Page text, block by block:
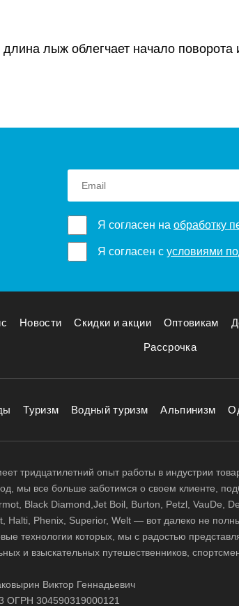
длина лыж облегчает начало
Я согласен на обработку
Я согласен с условиями
Новости Скидки и акции Оптовикам
Рассрочка
Туризм Водный туризм Альпинизм
тридцатилетний опыт работы в индустрии
мы все больше заботимся о своем клиенте,
Black Diamond,Jet Boil, Burton, Petzl, VauDe,
Halti, Phenix, Superior, Welt — вот далеко не
технологии которых, мы с радостью
и взыскательных путешественников,
Виктор Геннадьевич
ОГРН 304590319000121